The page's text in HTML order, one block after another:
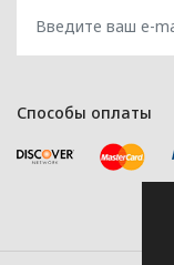
Способы оплаты